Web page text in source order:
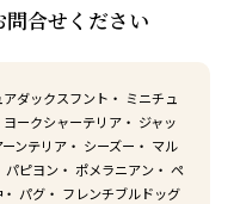
合せください
ダックスフント・ ミニチュ
ークシャーテリア・ ジャッ
ンテリア・ シーズー・ マル
ピヨン・ ポメラニアン・ ペ
パグ・ フレンチブルドッグ